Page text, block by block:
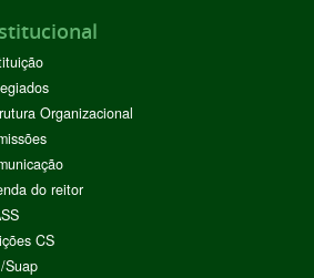
Organizacional
do reitor
CS
Suap